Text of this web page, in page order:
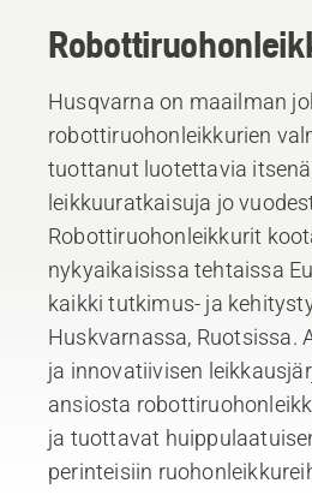
Husqvarna on maailman
robottiruohonleikkurien
tuottanut luotettavia
leikkuuratkaisuja jo
Robottiruohonleikkurit
nykyaikaisissa tehtaissa
kaikki tutkimus- ja
Huskvarnassa, Ruotsissa.
ja innovatiivisen
ansiosta
ja tuottavat
perinteisiin